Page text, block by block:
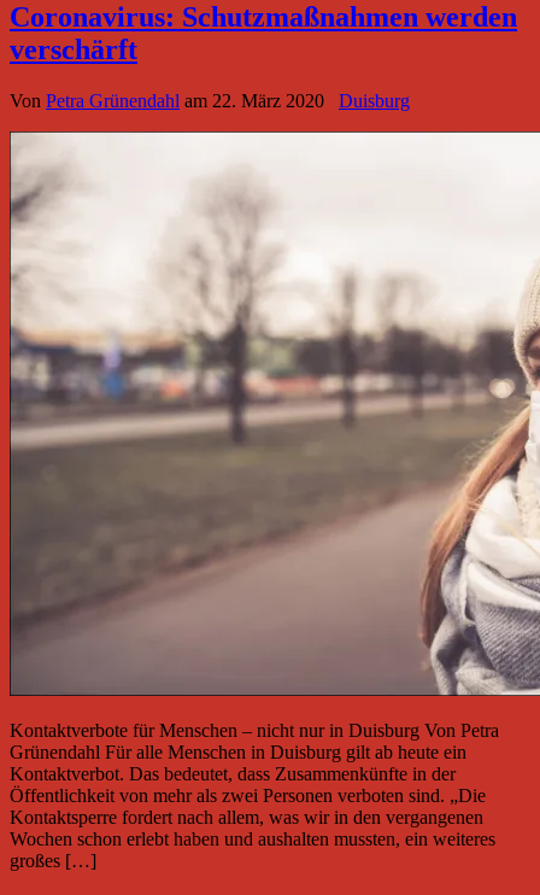
Coronavirus: Schutzmaßnahmen werden
verschärft
Von Petra Grünendahl am 22. März 2020 Duisburg
Kontaktverbote für Menschen – nicht nur in Duisburg Von Petra
Grünendahl Für alle Menschen in Duisburg gilt ab heute ein
Kontaktverbot. Das bedeutet, dass Zusammenkünfte in der
Öffentlichkeit von mehr als zwei Personen verboten sind. „Die
Kontaktsperre fordert nach allem, was wir in den vergangenen
Wochen schon erlebt haben und aushalten mussten, ein weiteres
großes […]